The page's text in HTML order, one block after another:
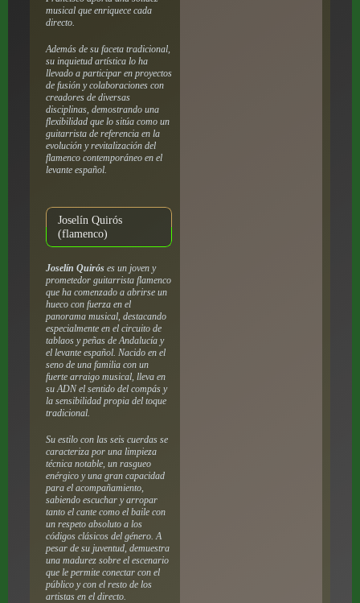
musical que enriquece cada
directo.
Además de su faceta tradicional,
su inquietud artística lo ha
llevado a participar en proyectos
de fusión y colaboraciones con
creadores de diversas
disciplinas, demostrando una
flexibilidad que lo sitúa como un
guitarrista de referencia en la
evolución y revitalización del
flamenco contemporáneo en el
levante español.
Joselín Quirós
(flamenco)
Joselín Quiróses un joven y
prometedor guitarrista flamenco
que ha comenzado a abrirse un
hueco con fuerza en el
panorama musical, destacando
especialmente en el circuito de
tablaos y peñas de Andalucía y
el levante español. Nacido en el
seno de una familia con un
fuerte arraigo musical, lleva en
su ADN el sentido del compás y
la sensibilidad propia del toque
tradicional.
Su estilo con las seis cuerdas se
caracteriza por una limpieza
técnica notable, un rasgueo
enérgico y una gran capacidad
para el acompañamiento,
sabiendo escuchar y arropar
tanto el cante como el baile con
un respeto absoluto a los
códigos clásicos del género. A
pesar de su juventud, demuestra
una madurez sobre el escenario
que le permite conectar con el
público y con el resto de los
artistas en el directo.